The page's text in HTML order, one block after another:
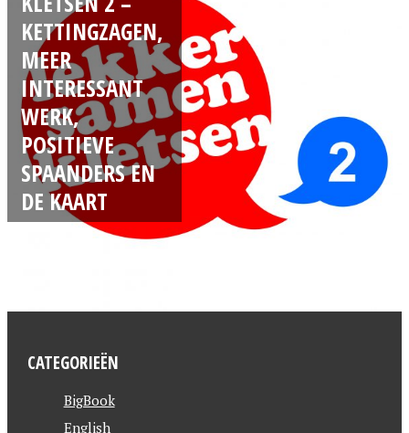
KETTINGZAGEN,
MEER
INTERESSANT
WERK,
POSITIEVE
SPAANDERS EN
DE KAART
CATEGORIEËN
BigBook
English